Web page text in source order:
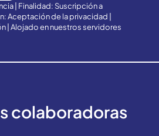
| Finalidad: Suscripción a
Aceptación de la privacidad |
| Alojado en nuestros servidores
colaboradoras